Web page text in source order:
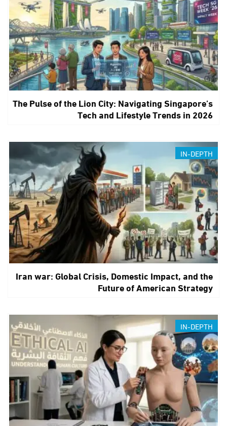
The Pulse of the Lion City: Navigating Singapore’s
Tech and Lifestyle Trends in 2026
IN-DEPTH
Iran war: Global Crisis, Domestic Impact, and the
Future of American Strategy
IN-DEPTH